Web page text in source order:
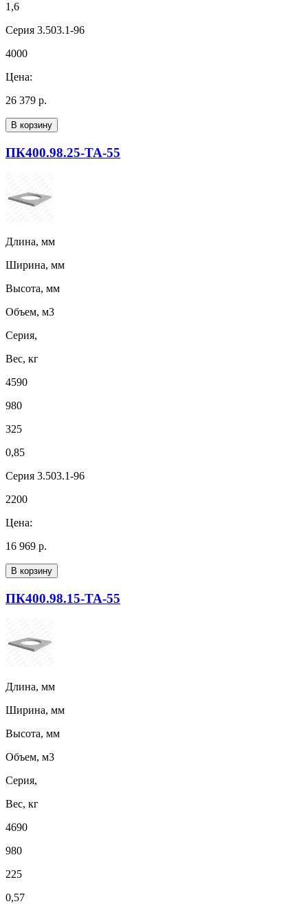
1,6
Серия 3.503.1-96
4000
Цена:
26 379 р.
В корзину
ПК400.98.25-ТА-55
Длина, мм
Ширина, мм
Высота, мм
Объем, м3
Серия,
Вес, кг
4590
980
325
0,85
Серия 3.503.1-96
2200
Цена:
16 969 р.
В корзину
ПК400.98.15-ТА-55
Длина, мм
Ширина, мм
Высота, мм
Объем, м3
Серия,
Вес, кг
4690
980
225
0,57